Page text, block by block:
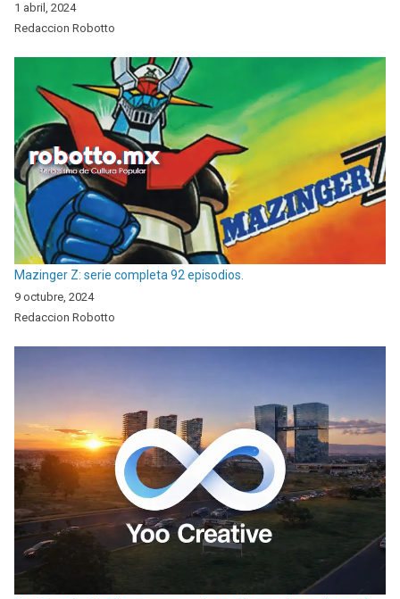
1 abril, 2024
Redaccion Robotto
Mazinger Z: serie completa 92 episodios.
9 octubre, 2024
Redaccion Robotto